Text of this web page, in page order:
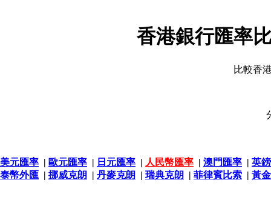
香港銀行匯率
比較香
美元匯率 | 歐元匯率 | 日元匯率 | 人民幣匯率 | 澳門匯率 | 英
泰幣外匯 | 挪威克朗 | 丹麥克朗 | 瑞典克朗 | 菲律賓比索 | 黃